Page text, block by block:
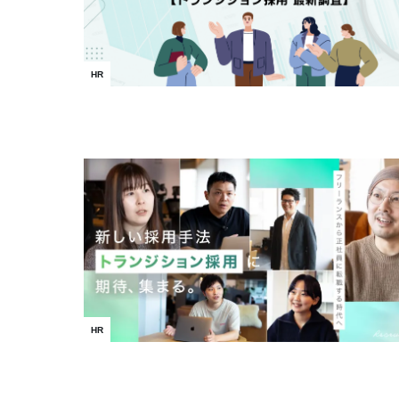
HR
HR